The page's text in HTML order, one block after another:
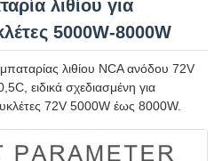
λιθίου για
5000W-8000W
λιθίου NCA ανόδου 72V
ειδικά σχεδιασμένη για
72V 5000W έως 8000W.